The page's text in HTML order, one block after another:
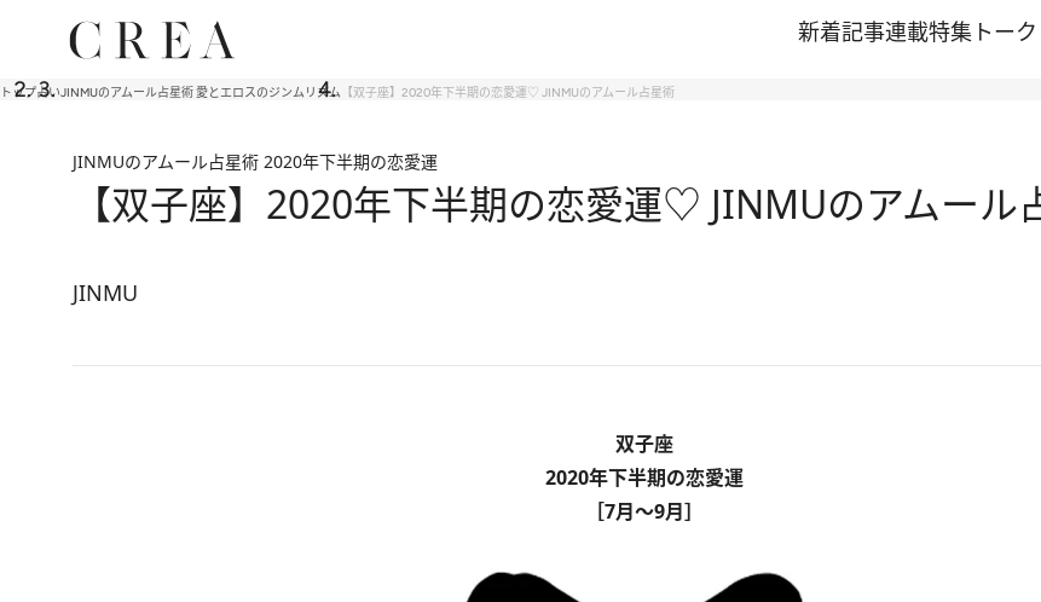
新着記事連載特集 トー
トップ占いJINMUのアムール占星術 愛とエロスのジンムリズム 【双子座】2020年下半期の恋愛運♡ JINMUのアムール占星術
JINMUのアムール占星術 2020年下半期の恋愛運
【双子座】2020年下半期の恋愛運♡ JINMUのアムール
JINMU
双子座
2020年下半期の恋愛運
［7月～9月］